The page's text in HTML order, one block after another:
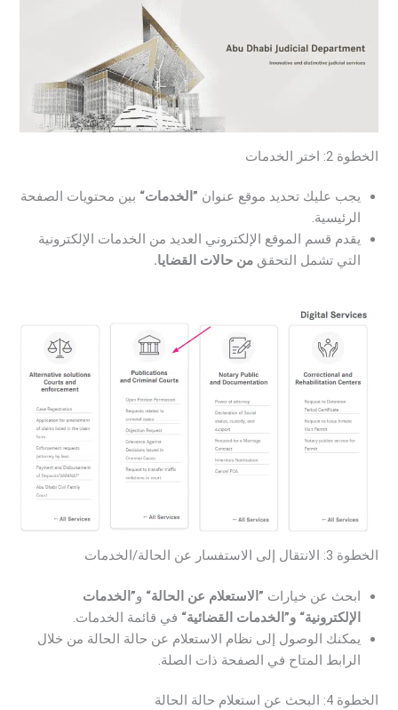
الخطوة 2: اختر الخدمات
يجب عليك تحديد موقع عنوان ”الخدمات“ بين محتويات الصفحة
الرئيسية.
يقدم قسم الموقع الإلكتروني العديد من الخدمات الإلكترونية
التي تشمل التحققمن حالات القضايا.
الخطوة 3: الانتقال إلى الاستفسار عن الحالة/الخدمات
ابحث عن خيارات ”الاستعلام عن الحالة“ و”الخدمات
الإلكترونية“ و”الخدمات القضائية“ في قائمة الخدمات.
يمكنك الوصول إلى نظام الاستعلام عن حالة الحالة من خلال
الرابط المتاح في الصفحة ذات الصلة.
الخطوة 4: البحث عن استعلام حالة الحالة